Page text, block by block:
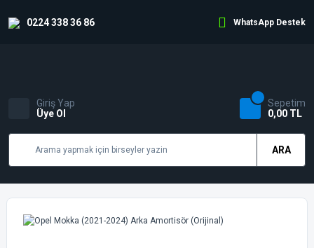
0224 338 36 86 WhatsApp Destek
ARA
Giriş Yap
Üye Ol
Sepetim
0,00 TL